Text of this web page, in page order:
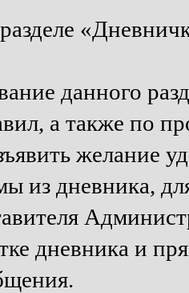
данного
а также по
желание
из дневника,
дневника и